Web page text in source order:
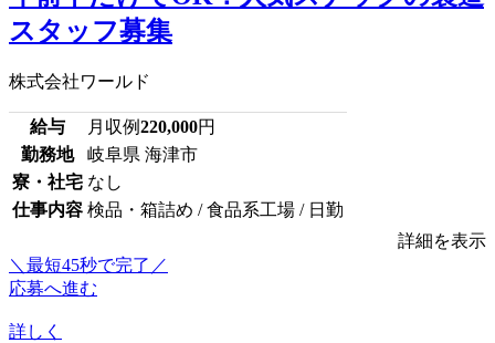
スタッフ募集
株式会社ワールド
給与 月収例220,000円
勤務地
岐阜県 海津市
寮・社宅 なし
仕事内容 検品・箱詰め / 食品系工場 / 日勤
詳細を表示
＼最短45秒で完了／
応募へ進む
詳しく